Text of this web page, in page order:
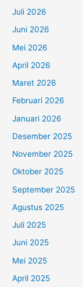
Juli 2026
Juni 2026
Mei 2026
April 2026
Maret 2026
Februari 2026
Januari 2026
Desember 2025
November 2025
Oktober 2025
September 2025
Agustus 2025
Juli 2025
Juni 2025
Mei 2025
April 2025